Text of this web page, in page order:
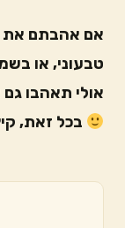
אם אהבתם את
טבעוני, או
אולי תאהבו
בכל זאת,